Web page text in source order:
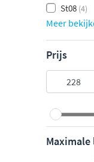
St08 (4)
Meer
Prijs